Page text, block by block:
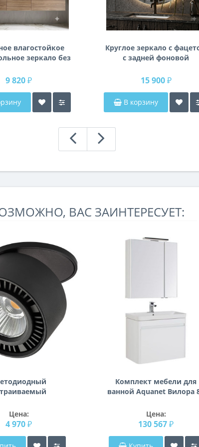
влагостойкое
зеркало без
см (1400 мм)
9 820 ₽
Круглое зеркало с
с задней фоновой
15 900 ₽
В корзину
ВАС ЗАИНТЕРЕСУЕТ:
inca Lightstar
213807
Цена:
4 970 ₽
Комплект мебели для
ванной Aquanet Вилора
Цена:
130 567 ₽